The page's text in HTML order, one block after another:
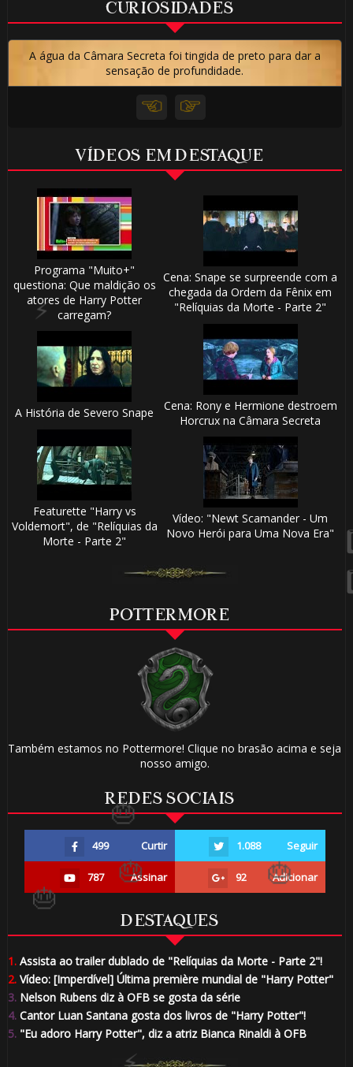
CURIOSIDADES
A água da Câmara Secreta foi tingida de preto para dar a
sensação de profundidade.
VÍDEOS EM DESTAQUE
Programa "Muito+"
questiona: Que maldição os
atores de Harry Potter
carregam?
Cena: Snape se surpreende com a
chegada da Ordem da Fênix em
"Relíquias da Morte - Parte 2"
A História de Severo Snape
Cena: Rony e Hermione destroem
Horcrux na Câmara Secreta
Featurette "Harry vs
Voldemort", de "Relíquias da
Morte - Parte 2"
Vídeo: "Newt Scamander - Um
Novo Herói para Uma Nova Era"
POTTERMORE
Também estamos no Pottermore! Clique no brasão acima e seja
nosso amigo.
REDES SOCIAIS
499 Curtir 1.088 Seguir
787 Assinar 92 Adicionar
DESTAQUES
1.Assista ao trailer dublado de "Relíquias da Morte - Parte 2"!
2.Vídeo: [Imperdível] Última première mundial de "Harry Potter"
3.Nelson Rubens diz à OFB se gosta da série
4.Cantor Luan Santana gosta dos livros de "Harry Potter"!
5."Eu adoro Harry Potter", diz a atriz Bianca Rinaldi à OFB
🎂
⚡
🎈
⚡
1️⃣ 8️⃣
🎂
1️⃣ 8️⃣
🎂